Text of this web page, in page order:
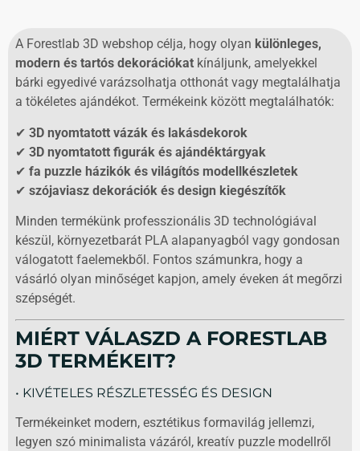
A Forestlab 3D webshop célja, hogy olyan különleges,
modern és tartós dekorációkatkínáljunk, amelyekkel
bárki egyedivé varázsolhatja otthonát vagy megtalálhatja
a tökéletes ajándékot. Termékeink között megtalálhatók:
✔ 3D nyomtatott vázák és lakásdekorok
✔ 3D nyomtatott figurák és ajándéktárgyak
✔ fa puzzle házikók és világítós modellkészletek
✔ szójaviasz dekorációk és design kiegészítők
Minden termékünk professzionális 3D technológiával
készül, környezetbarát PLA alapanyagból vagy gondosan
válogatott faelemekből. Fontos számunkra, hogy a
vásárló olyan minőséget kapjon, amely éveken át megőrzi
szépségét.
MIÉRT VÁLASZD A FORESTLAB
3D TERMÉKEIT?
• KIVÉTELES RÉSZLETESSÉG ÉS DESIGN
Termékeinket modern, esztétikus formavilág jellemzi,
legyen szó minimalista vázáról, kreatív puzzle modellről